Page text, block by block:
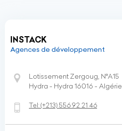
INSTACK
Agences de développement
Lotissement Zergoug, N°A15
Hydra - Hydra 16016 - Algérie
Tel:(+213) 556 92 21 46